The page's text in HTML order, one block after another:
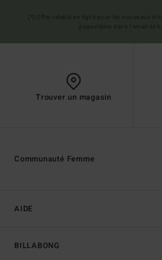
Trouver un magasin
AIDE
BILLABONG
Communauté Femme